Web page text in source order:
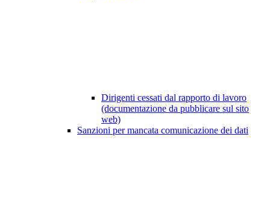
Dirigenti cessati dal rapporto di lavoro
(documentazione da pubblicare sul sito
web)
Sanzioni per mancata comunicazione dei dati